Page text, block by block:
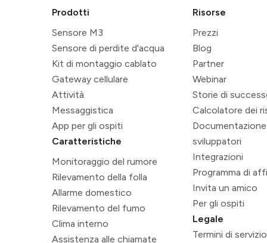
Prodotti
Sensore M3
Sensore di perdite d'acqua
Kit di montaggio cablato
Gateway cellulare
Attività
Messaggistica
App per gli ospiti
Caratteristiche
Monitoraggio del rumore
Rilevamento della folla
Allarme domestico
Rilevamento del fumo
Clima interno
Assistenza alle chiamate
Risorse
Prezzi
Blog
Partner
Webinar
Storie di
Calcolatore dei
sviluppatori
Integrazioni
Programma di
Invita un amico
Per gli ospiti
Legale
Termini di servizio